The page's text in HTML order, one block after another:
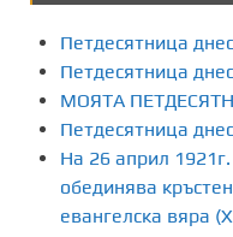
Петдесятница
Петдесятница
МОЯТА
Петдесятница
На 26 април
обединява
евангелска вяра